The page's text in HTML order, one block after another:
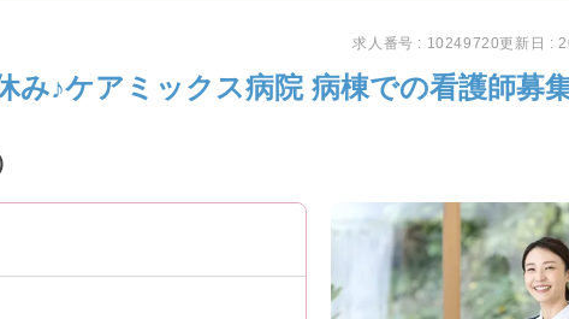
求人番号 : 10249720更新日 :
み♪ケアミックス病院 病棟での看護師募